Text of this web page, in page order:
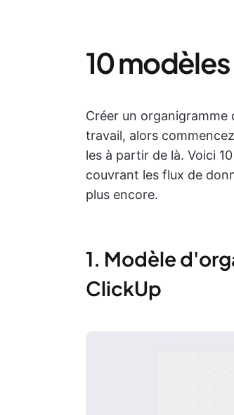
10
Créer un
travail, alors
les à partir de là. Voici
couvrant les flux de
plus encore.
1. Modèle
ClickUp